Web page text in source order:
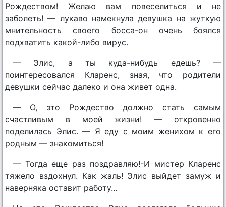
Рождеством! Желаю вам повеселиться и не
заболеть! — лукаво намекнула девушка на жуткую
мнительность своего босса-он очень боялся
подхватить какой-либо вирус.
— Элис, а ты куда-нибудь едешь? —
поинтересовался Кларенс, зная, что родители
девушки сейчас далеко и она живет одна.
— О, это Рождество должно стать самым
счастливым в моей жизни! — откровенно
поделилась Элис. — Я еду с моим женихом к его
родным — знакомиться!
— Тогда еще раз поздравляю!-И мистер Кларенс
тяжело вздохнул. Как жаль! Элис выйдет замуж и
наверняка оставит работу…